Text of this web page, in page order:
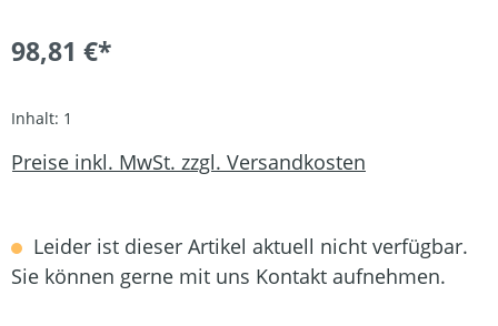
98,81 €*
Inhalt: 1
Preise inkl. MwSt. zzgl. Versandkosten
Leider ist dieser Artikel aktuell nicht verfügbar.
Sie können gerne mit uns Kontakt aufnehmen.